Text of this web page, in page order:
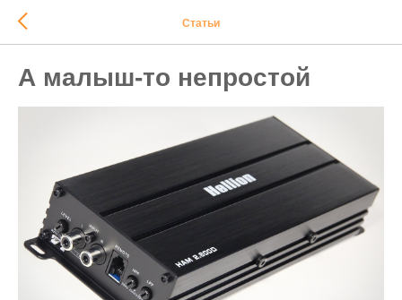
Статьи
А малыш-то непростой